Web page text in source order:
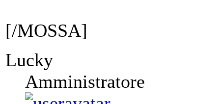
[/MOSSA]
Lucky
Amministratore